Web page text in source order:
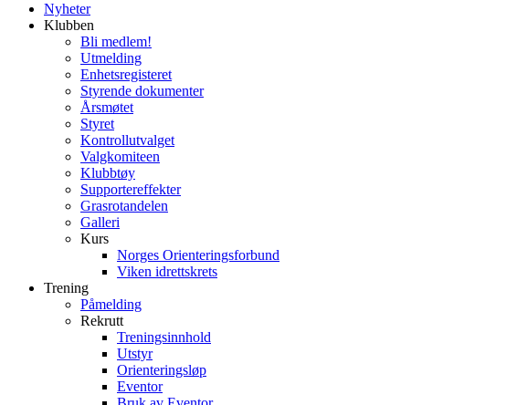
Nyheter
Klubben
Bli medlem!
Utmelding
Enhetsregisteret
Styrende dokumenter
Årsmøtet
Styret
Kontrollutvalget
Valgkomiteen
Klubbtøy
Supportereffekter
Grasrotandelen
Galleri
Kurs
Norges Orienteringsforbund
Viken idrettskrets
Trening
Påmelding
Rekrutt
Treningsinnhold
Utstyr
Orienteringsløp
Eventor